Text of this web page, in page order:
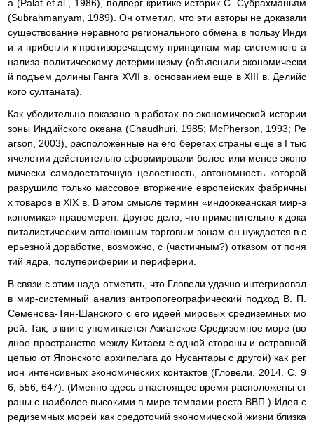
а (Palat et al., 1986), подверг критике историк С. Субрахманьям
(Subrahmanyam, 1989). Он отметил, что эти авторы не доказали
существование неравного регионального обмена в пользу Инди
и и прибегли к противоречащему принципам мир-системного а
нализа политическому детерминизму (объяснили экономически
й подъем долины Ганга XVII в. основанием еще в XIII в. Делийс
кого султаната).
Как убедительно показано в работах по экономической истории
зоны Индийского океана (Chaudhuri, 1985; McPherson, 1993; Pe
arson, 2003), расположенные на его берегах страны еще в I тыс
ячелетии действительно сформировали более или менее эконо
мически самодостаточную целостность, автономность которой
разрушило только массовое вторжение европейских фабричны
х товаров в XIX в. В этом смысле термин «индоокеанская мир-э
кономика» правомерен. Другое дело, что применительно к дока
питалистическим автономным торговым зонам он нуждается в с
ерьезной доработке, возможно, с (частичным?) отказом от поня
тий ядра, полупериферии и периферии.
В связи с этим надо отметить, что Гловели удачно интегрировал
в мир-системный анализ антропогеографический подход В. П.
Семенова-Тян-Шанского с его идеей мировых средиземных мо
рей. Так, в книге упоминается Азиатское Средиземное море (во
дное пространство между Китаем с одной стороны и островной
цепью от Японского архипелага до Нусантары с другой) как рег
ион интенсивных экономических контактов (Гловели, 2014. С. 9
6, 556, 647). (Именно здесь в настоящее время расположены ст
раны с наиболее высокими в мире темпами роста ВВП.) Идея с
редиземных морей как средоточий экономической жизни близка